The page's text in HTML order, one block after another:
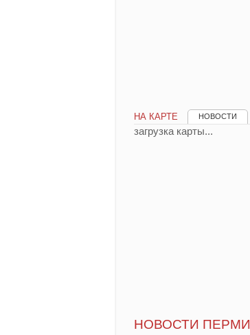
НА КАРТЕ НОВОСТИ
загрузка карты...
НОВОСТИ ПЕРМИ